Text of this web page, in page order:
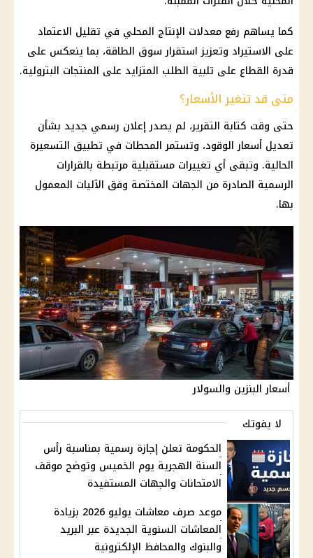
كما يساهم رفع معدلات الإنتاج المحلي في تقليل الاعتماد
على الاستيراد وتعزيز استقرار سوق الطاقة، بما ينعكس على
قدرة القطاع على تلبية الطلب المتزايد على المنتجات البترولية.
متى قد تتغير الأسعار؟
حتى وقت كتابة التقرير، لم يصدر إعلان رسمي جديد بشأن
تعديل أسعار الوقود، وتستمر المحطات في تطبيق التسعيرة
الحالية. وتبقى أي تغييرات مستقبلية مرتبطة بالقرارات
الرسمية الصادرة من الجهات المختصة وفق الآليات المعمول
بها.
أسعار البنزين والسولار
لا يفوتك
الحكومة تعلن إجازة رسمية بمناسبة رأس
السنة الهجرية يوم الخميس وتوضح موقف
الامتحانات والجهات المستفيدة
موعد صرف معاشات يوليو 2026 بزيادة
المعاشات السنوية الجديدة عبر البريد
والبنوك والمحافظ الإلكترونية